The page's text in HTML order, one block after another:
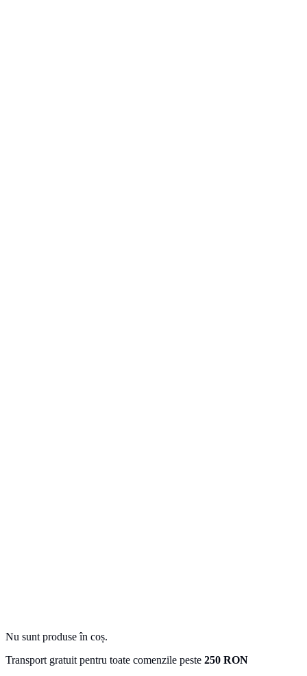
Nu sunt produse în coș.
Transport gratuit pentru toate comenzile peste 250 RON